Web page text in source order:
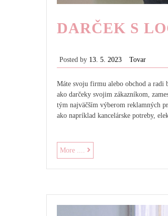
DARČEK S
Posted by 13. 5. 2023 Tovar
Máte svoju firmu alebo obchod a radi
ako darčeky svojim zákazníkom,
tým najväčším výberom reklamných
ako napríklad kancelárske potreby,
More .... Darček
s
logom